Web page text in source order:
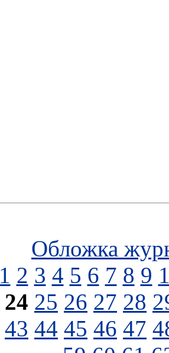
Обложка
1 2 3 4 5 6 7 8 9
24 25 26 27 28
43 44 45 46 47